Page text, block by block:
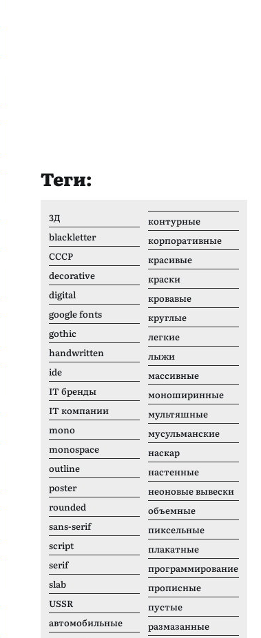
Теги:
3Д
blackletter
CCCР
decorative
digital
google fonts
gothic
handwritten
ide
IT бренды
IT компании
mono
monospace
outline
poster
rounded
sans-serif
script
serif
slab
USSR
автомобильные
контурные
корпоративные
красивые
краски
кровавые
круглые
легкие
лыжи
массивные
моноширинные
мультяшные
мусульманские
наскар
настенные
неоновые вывески
объемные
пиксельные
плакатные
программирование
прописные
пустые
размазанные